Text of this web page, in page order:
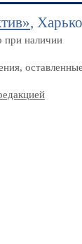
,
при наличии